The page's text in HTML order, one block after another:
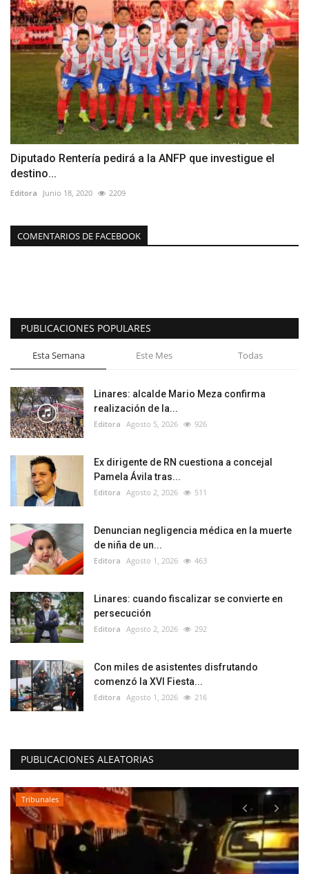
Diputado Rentería pedirá a la ANFP que investigue el
destino...
Editora Junio 18, 2020 2209
COMENTARIOS DE FACEBOOK
PUBLICACIONES POPULARES
Esta Semana Este Mes Todas
Linares: alcalde Mario Meza confirma
realización de la...
Editora Agosto 5, 2026 926
Ex dirigente de RN cuestiona a concejal
Pamela Ávila tras...
Editora Agosto 2, 2026 511
Denuncian negligencia médica en la muerte
de niña de un...
Editora Agosto 1, 2026 463
Linares: cuando fiscalizar se convierte en
persecución
Editora Agosto 2, 2026 292
Con miles de asistentes disfrutando
comenzó la XVI Fiesta...
Editora Agosto 1, 2026 216
PUBLICACIONES ALEATORIAS
Tribunales